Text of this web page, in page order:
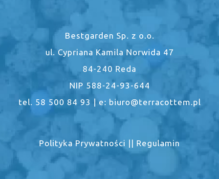
Bestgarden Sp. z o.o.
ul. Cypriana Kamila Norwida 47
84-240 Reda
NIP 588-24-93-644
tel. 58 500 84 93 | e: biuro@terracottem.pl
Polityka Prywatności || Regulamin